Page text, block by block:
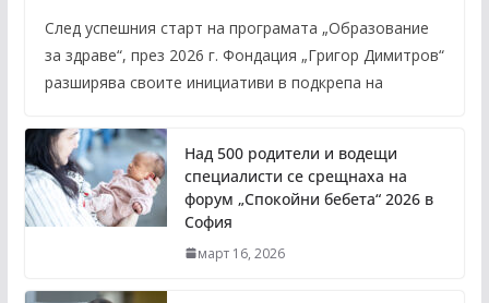
След успешния старт на програмата „Образование
за здраве“, през 2026 г. Фондация „Григор Димитров“
разширява своите инициативи в подкрепа на
Над 500 родители и водещи
специалисти се срещнаха на
форум „Спокойни бебета“ 2026 в
София
март 16, 2026